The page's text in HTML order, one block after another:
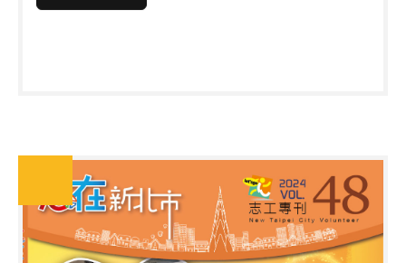
風、急救小常識、一氧化碳中毒、瓦斯洩漏及防災資